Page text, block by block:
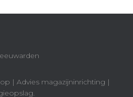
| Advies magazijninrichting |